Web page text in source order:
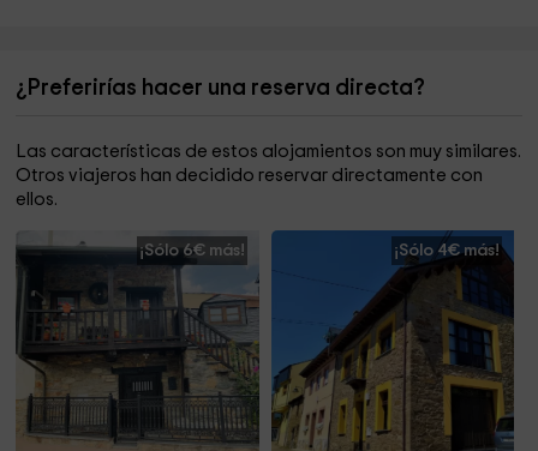
¿Preferirías hacer una reserva directa?
Las características de estos alojamientos son muy similares.
Otros viajeros han decidido reservar directamente con
ellos.
¡Sólo 6€ más! ¡Sólo 4€ más!